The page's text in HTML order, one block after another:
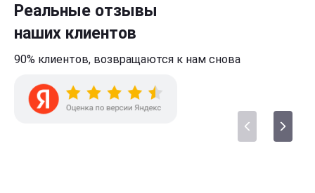
Реальные отзывы
наших клиентов
90% клиентов, возвращаются к нам снова